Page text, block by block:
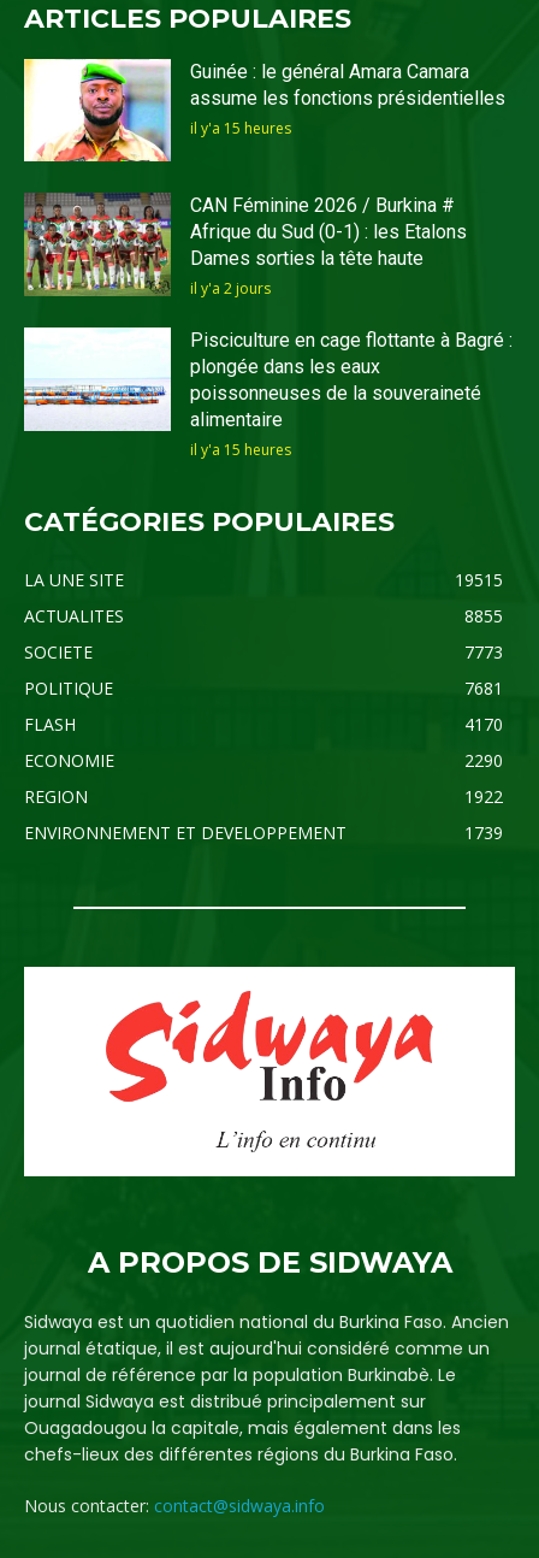
ARTICLES POPULAIRES
Guinée : le général Amara Camara
assume les fonctions présidentielles
il y'a 15 heures
CAN Féminine 2026 / Burkina #
Afrique du Sud (0-1) : les Etalons
Dames sorties la tête haute
il y'a 2 jours
Pisciculture en cage flottante à Bagré :
plongée dans les eaux
poissonneuses de la souveraineté
alimentaire
il y'a 15 heures
CATÉGORIES POPULAIRES
LA UNE SITE
19515
ACTUALITES
8855
SOCIETE
7773
POLITIQUE
7681
FLASH
4170
ECONOMIE
2290
REGION
1922
ENVIRONNEMENT ET DEVELOPPEMENT
1739
A PROPOS DE SIDWAYA
Sidwaya est un quotidien national du Burkina Faso. Ancien
journal étatique, il est aujourd'hui considéré comme un
journal de référence par la population Burkinabè. Le
journal Sidwaya est distribué principalement sur
Ouagadougou la capitale, mais également dans les
chefs-lieux des différentes régions du Burkina Faso.
Nous contacter: contact@sidwaya.info